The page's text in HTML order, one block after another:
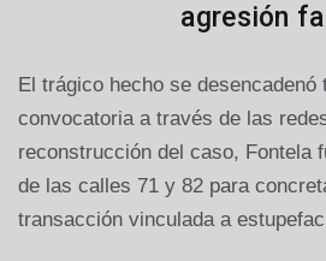
agresión
El trágico hecho se desencadenó
convocatoria a través de las
reconstrucción del caso, Fontela
de las calles 71 y 82 para
transacción vinculada a